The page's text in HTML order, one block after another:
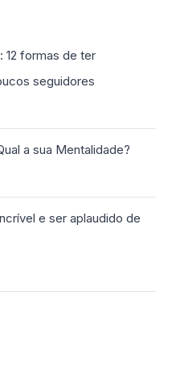
12 formas de ter
seguidores
a sua Mentalidade?
e ser aplaudido de